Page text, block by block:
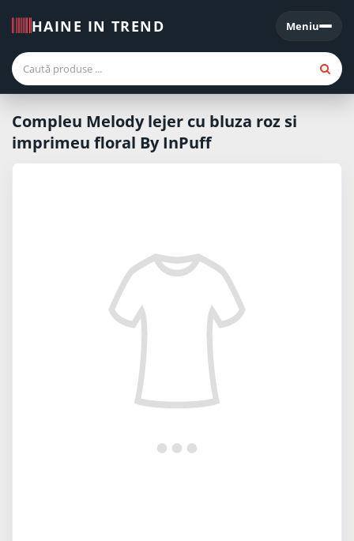
HAINE IN TREND Meniu
Meniu
Compleu Melody lejer cu bluza roz si
imprimeu floral By InPuff